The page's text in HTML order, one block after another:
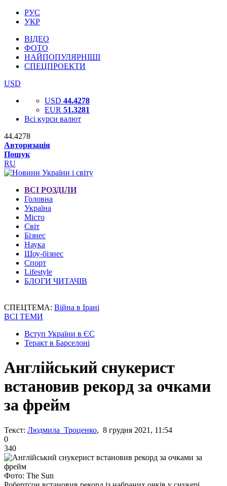
РУС
УКР
ВІДЕО
ФОТО
НАЙПОПУЛЯРНІШІ
СПЕЦПРОЕКТИ
USD
USD 44.4278
EUR 51.3281
Всі курси валют
44.4278
Авторизація
Пошук
RU
ВСІ РОЗДІЛИ
Головна
Україна
Місто
Світ
Бізнес
Наука
Шоу-бізнес
Спорт
Lifestyle
БЛОГИ ЧИТАЧІВ
СПЕЦТЕМА: Війна в Ірані
ВСІ ТЕМИ
Вступ України в ЄС
Теракт в Барселоні
Англійський снукерист
встановив рекорд за очками
за фрейм
Текст: Людмила Троценко, 8 грудня 2021, 11:54
0
340
Фото: The Sun